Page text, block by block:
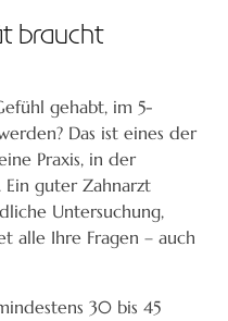
braucht
gehabt, im 5-
Das ist eines der
Praxis, in der
guter Zahnarzt
Untersuchung,
alle Ihre Fragen – auch
30 bis 45